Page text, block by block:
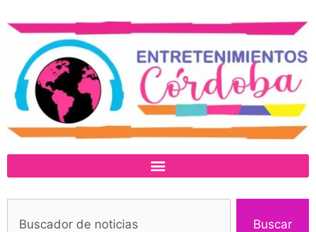
Buscar